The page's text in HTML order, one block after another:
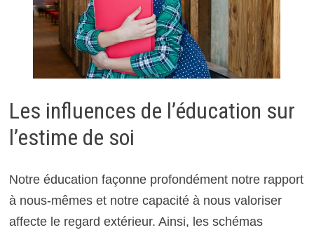
Les influences de l’éducation sur
l’estime de soi
Notre éducation façonne profondément notre rapport
à nous-mêmes et notre capacité à nous valoriser
affecte le regard extérieur. Ainsi, les schémas